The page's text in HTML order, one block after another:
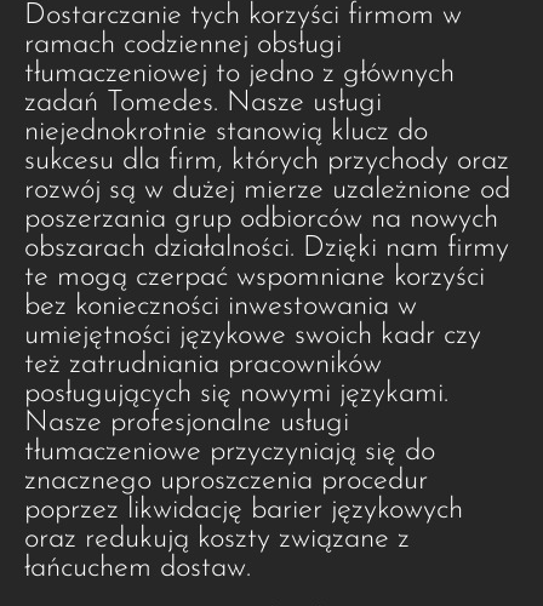
Dostarczanie tych korzyści firmom w
ramach codziennej obsługi
tłumaczeniowej to jedno z głównych
zadań Tomedes. Nasze usługi
niejednokrotnie stanowią klucz do
sukcesu dla firm, których przychody oraz
rozwój są w dużej mierze uzależnione od
poszerzania grup odbiorców na nowych
obszarach działalności. Dzięki nam firmy
te mogą czerpać wspomniane korzyści
bez konieczności inwestowania w
umiejętności językowe swoich kadr czy
też zatrudniania pracowników
posługujących się nowymi językami.
Nasze profesjonalne usługi
tłumaczeniowe przyczyniają się do
znacznego uproszczenia procedur
poprzez likwidację barier językowych
oraz redukują koszty związane z
łańcuchem dostaw.